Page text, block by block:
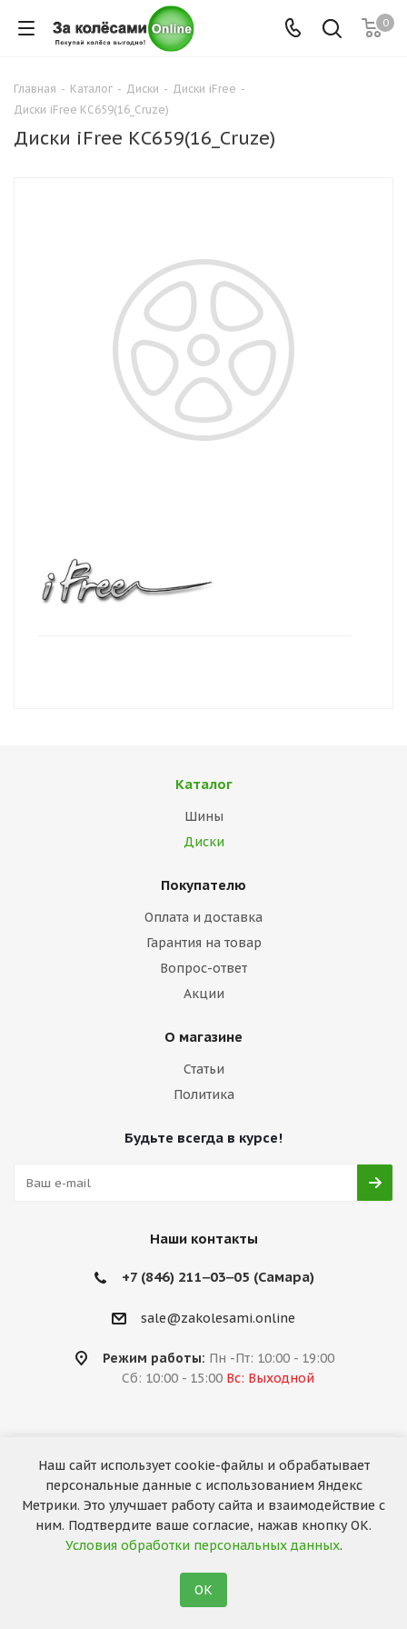
0
Главная - Каталог - Диски - Диски iFree -
Диски iFree КС659(16_Cruze)
Диски iFree КС659(16_Cruze)
Каталог
Шины
Диски
Покупателю
Оплата и доставка
Гарантия на товар
Вопрос-ответ
Акции
О магазине
Статьи
Политика
Будьте всегда в курсе!
Наши контакты
+7 (846) 211‒03‒05 (Самара)
sale@zakolesami.online
Режим работы: Пн -Пт: 10:00 - 19:00
Сб: 10:00 - 15:00 Вс: Выходной
2026 © «За колёсами.Online»
Запуск сайта —RuMaster
Наш сайт использует cookie-файлы и обрабатывает
персональные данные с использованием Яндекс
Метрики. Это улучшает работу сайта и взаимодействие с
ним. Подтвердите ваше согласие, нажав кнопку ОК.
Условия обработки персональных данных.
ОК